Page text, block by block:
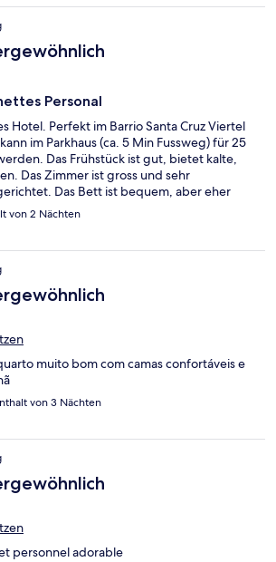
Personal
Hotel. Perfekt im Barrio Santa Cruz Viertel
im Parkhaus (ca. 5 Min Fussweg) für 25
Das Frühstück ist gut, bietet kalte,
Das Zimmer ist gross und sehr
Das Bett ist bequem, aber eher
Lage ist es sehr ruhig und man kann
von 2 Nächten
muito bom com camas confortáveis e
von 3 Nächten
personnel adorable